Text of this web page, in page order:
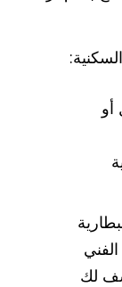
أو
الفني
لك